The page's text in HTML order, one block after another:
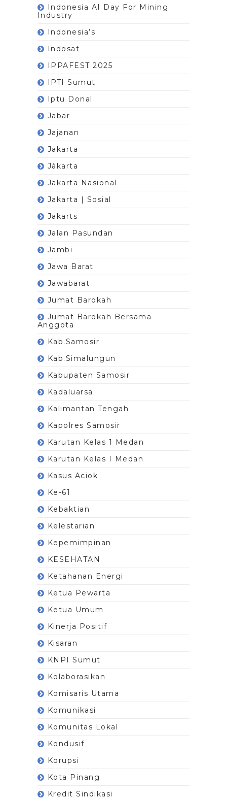
Indonesia AI Day For Mining
Industry
Indonesia’s
Indosat
IPPAFEST 2025
IPTI Sumut
Iptu Donal
Jabar
Jajanan
Jakarta
Jàkarta
Jakarta Nasional
Jakarta | Sosial
Jakarts
Jalan Pasundan
Jambi
Jawa Barat
Jawabarat
Jumat Barokah
Jumat Barokah Bersama
Anggota
Kab.Samosir
Kab.Simalungun
Kabupaten Samosir
Kadaluarsa
Kalimantan Tengah
Kapolres Samosir
Karutan Kelas 1 Medan
Karutan Kelas I Medan
Kasus Aciok
Ke-61
Kebaktian
Kelestarian
Kepemimpinan
KESEHATAN
Ketahanan Energi
Ketua Pewarta
Ketua Umum
Kinerja Positif
Kisaran
KNPI Sumut
Kolaborasikan
Komisaris Utama
Komunikasi
Komunitas Lokal
Kondusif
Korupsi
Kota Pinang
Kredit Sindikasi